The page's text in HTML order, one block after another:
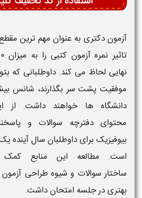
آزمون دکتری به عنوان مهم‌ ترین
تاثیر نمرهآزمون
نهایی لحاظ می‌ کند. داوطلبانی که
موفقیت پشت سر بگذارند، شانس
دانشگاه‌ ها خواهند داشت. از
محتوای دفترچه سوالات و
بیوفیزیک برای داوطلبان سال آینده
است. مطالعه این منابع
ساختار سوالات و شیوه طراحی آزمون
بهتری در جلسه امتحان داشت.